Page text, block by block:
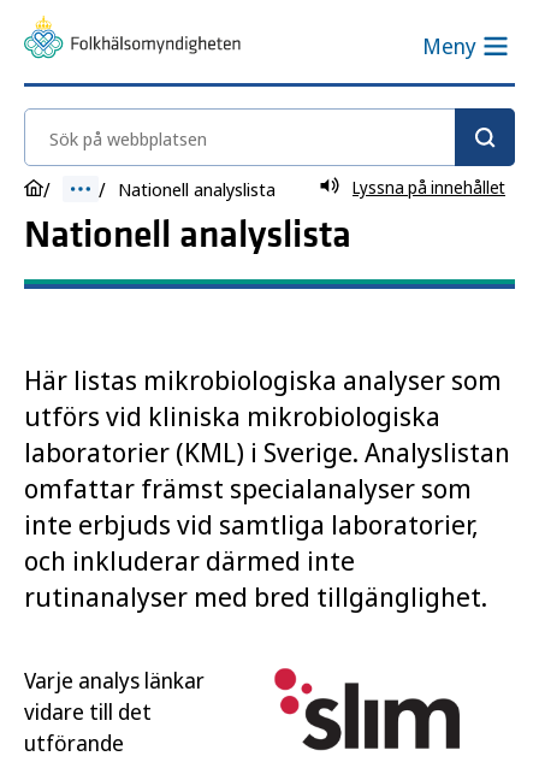
Meny
Sök på webbplatsen
Nationell analyslista Lyssna på innehållet
Nationell analyslista
Här listas mikrobiologiska analyser som
utförs vid kliniska mikrobiologiska
laboratorier (KML) i Sverige. Analyslistan
omfattar främst specialanalyser som
inte erbjuds vid samtliga laboratorier,
och inkluderar därmed inte
rutinanalyser med bred tillgänglighet.
Varje analys länkar
vidare till det
utförande